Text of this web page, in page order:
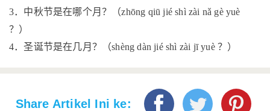
3．中秋节是在哪个月？（zhōng qiū jié shì zài nǎ gè yuè
？）
4．圣诞节是在几月？（shèng dàn jié shì zài jī yuè？）
Share Artikel Ini ke: